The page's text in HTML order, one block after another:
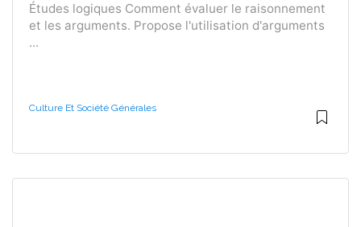
Études logiques Comment évaluer le raisonnement
et les arguments. Propose l'utilisation d'arguments
...
Culture Et Société Générales